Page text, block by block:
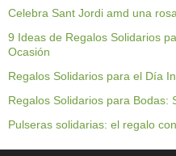
Celebra Sant Jordi amd una
9 Ideas de Regalos Solidarios
Ocasión
Regalos Solidarios para el Día
Regalos Solidarios para Bodas:
Pulseras solidarias: el regalo